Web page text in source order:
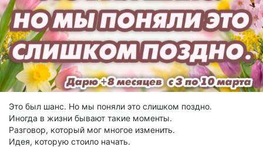
Это был шанс. Но мы поняли это слишком поздно.
Иногда в жизни бывают такие моменты.
Разговор, который мог многое изменить.
Идея, которую стоило начать.